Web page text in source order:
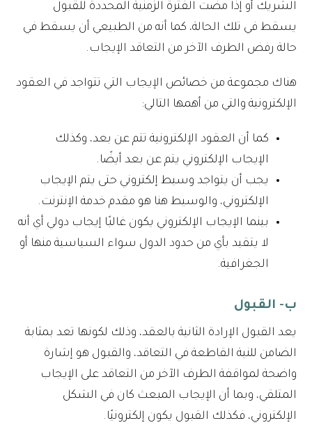
الشريك أو إذا مضت الفترة الزمنية المحددة للقبول
يسقط في تلك الحالة، كما أنه من الطبيعي أن يسقط في
حالة رفض الطرف الآخر من التعاقد الإيجاب.
هناك مجموعة من خصائص الإيجاب التي تتواجد في العقود
الإلكترونية والتي من أهمها التالي:
كما أن العقود الإلكترونية تتم عن بعد، وكذلك
الإيجاب الإلكتروني يتم عن بعد أيضًا.
يجب أن يتواجد وسيط إلكتروني حتى يتم الإيجاب
الإلكتروني، والوسيط هنا هو مقدم خدمة الإنترنت.
بينما الإيجاب الإلكتروني يكون غالبًا إيجاب دولي أي أنه
لا يتقيد بأي من حدود الدول سواء السياسية منها أو
الجغرافية.
ب- القبول
يعد القبول الإرادة الثانية بالعقد، وذلك لكونها تعد بمثابة
الضامن للنية القاطعة في التعاقد، والقبول هو إشارة
واضحة لمواقفة الطرف الآخر من التعاقد على الإيجاب
المتلقي، وبما أن الإيجاب المبعث كان في الشكل
الإلكتروني، فكذلك القبول يكون إلكترونيًا.